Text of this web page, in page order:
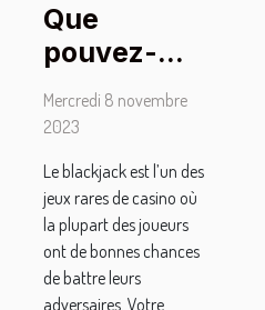
Que
pouvez-
vous retenir
du
Mercredi 8 novembre
2023
Le blackjack est l’un des
jeux rares de casino où
la plupart des joueurs
ont de bonnes chances
de battre leurs
adversaires. Votre